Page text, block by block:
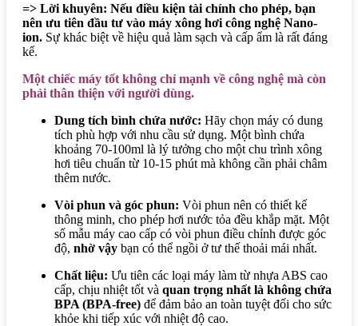
=> Lời khuyên: Nếu điều kiện tài chính cho phép, bạn
nên ưu tiên đầu tư vào máy xông hơi công nghệ Nano-
ion. Sự khác biệt về hiệu quả làm sạch và cấp ẩm là rất đáng
kể.
Một chiếc máy tốt không chỉ mạnh về công nghệ mà còn
phải thân thiện với người dùng.
Dung tích bình chứa nước: Hãy chọn máy có dung
tích phù hợp với nhu cầu sử dụng. Một bình chứa
khoảng 70-100ml là lý tưởng cho một chu trình xông
hơi tiêu chuẩn từ 10-15 phút mà không cần phải châm
thêm nước.
Vòi phun và góc phun: Vòi phun nên có thiết kế
thông minh, cho phép hơi nước tỏa đều khắp mặt. Một
số mẫu máy cao cấp có vòi phun điều chỉnh được góc
độ, nhờ vậy bạn có thể ngồi ở tư thế thoải mái nhất.
Chất liệu: Ưu tiên các loại máy làm từ nhựa ABS cao
cấp, chịu nhiệt tốt và quan trọng nhất là không chứa
BPA (BPA-free) để đảm bảo an toàn tuyệt đối cho sức
khỏe khi tiếp xúc với nhiệt độ cao.